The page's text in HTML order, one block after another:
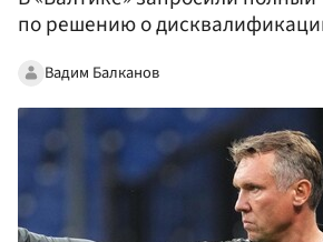
по решению о
Вадим Балканов